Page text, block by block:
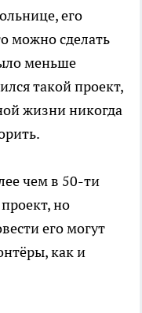
его
можно сделать
меньше
такой проект,
жизни никогда
чем в 50-ти
но
его могут
как и